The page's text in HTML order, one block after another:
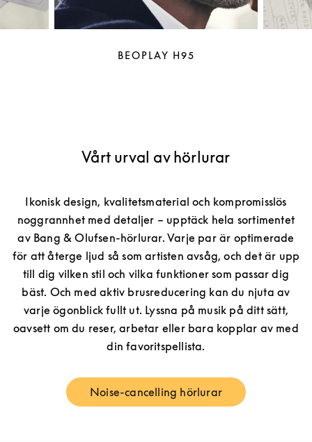
BEOPLAY H95
Vårt urval av hörlurar
Ikonisk design, kvalitetsmaterial och kompromisslös
noggrannhet med detaljer – upptäck hela sortimentet
av Bang & Olufsen-hörlurar. Varje par är optimerade
för att återge ljud så som artisten avsåg, och det är upp
till dig vilken stil och vilka funktioner som passar dig
bäst. Och med aktiv brusreducering kan du njuta av
varje ögonblick fullt ut. Lyssna på musik på ditt sätt,
oavsett om du reser, arbetar eller bara kopplar av med
din favoritspellista.
Noise-cancelling hörlurar
Link Opens in New Tab